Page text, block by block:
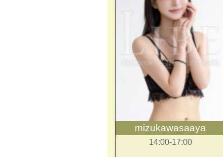
mizukawasaaya
14:00-17:00